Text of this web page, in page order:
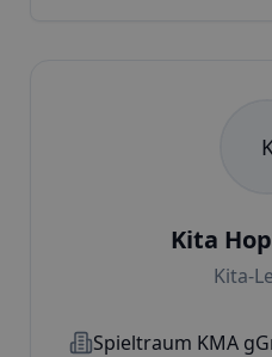
Kita
Kita-
Spieltraum KMA